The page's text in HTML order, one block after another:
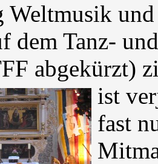
Weltmusik
dem Tanz-
abgekürzt)
ist
fast